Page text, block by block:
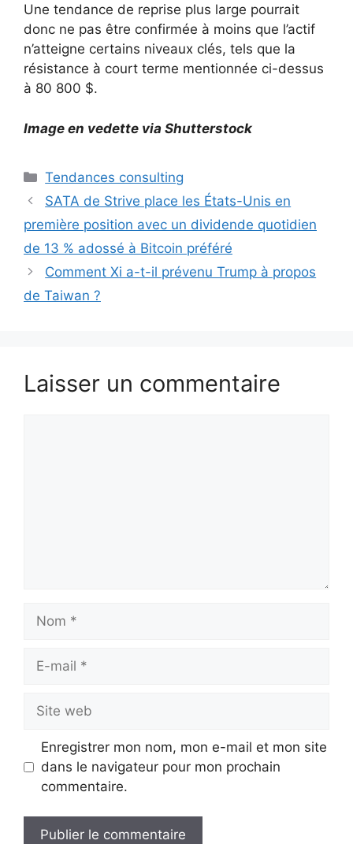
Une tendance de reprise plus large pourrait
donc ne pas être confirmée à moins que l’actif
n’atteigne certains niveaux clés, tels que la
résistance à court terme mentionnée ci-dessus
à 80 800 $.
Image en vedette via Shutterstock
Catégories
Tendances consulting
SATA de Strive place les États-Unis en
première position avec un dividende quotidien
de 13 % adossé à Bitcoin préféré
Comment Xi a-t-il prévenu Trump à propos
de Taiwan ?
Laisser un commentaire
mail
web
Enregistrer mon nom, mon e-mail et mon site
dans le navigateur pour mon prochain
commentaire.